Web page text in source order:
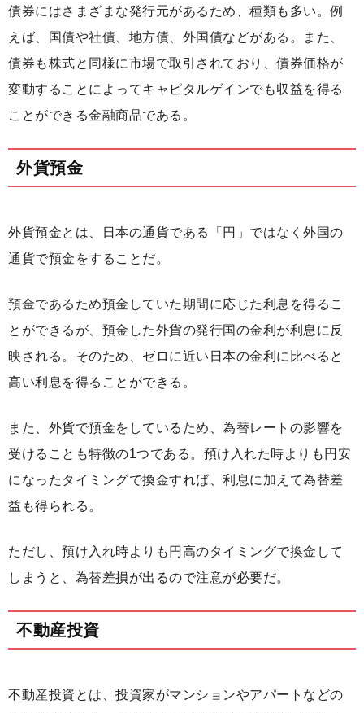
債券にはさまざまな発行元があるため、種類も多い。例
えば、国債や社債、地方債、外国債などがある。また、
債券も株式と同様に市場で取引されており、債券価格が
変動することによってキャピタルゲインでも収益を得る
ことができる金融商品である。
外貨預金
外貨預金とは、日本の通貨である「円」ではなく外国の
通貨で預金をすることだ。
預金であるため預金していた期間に応じた利息を得るこ
とができるが、預金した外貨の発行国の金利が利息に反
映される。そのため、ゼロに近い日本の金利に比べると
高い利息を得ることができる。
また、外貨で預金をしているため、為替レートの影響を
受けることも特徴の1つである。預け入れた時よりも円安
になったタイミングで換金すれば、利息に加えて為替差
益も得られる。
ただし、預け入れ時よりも円高のタイミングで換金して
しまうと、為替差損が出るので注意が必要だ。
不動産投資
不動産投資とは、投資家がマンションやアパートなどの